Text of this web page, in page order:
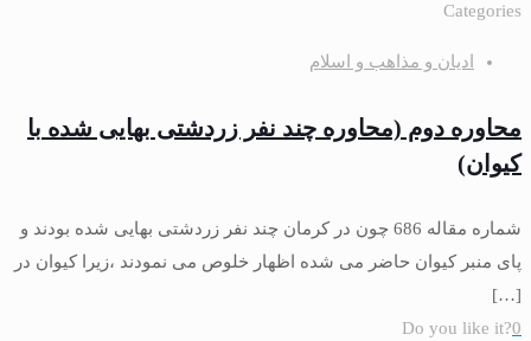
Categories
ادیان و مذاهب و اسلام
محاوره دوم (محاوره چند نفر زردشتی بهايی شده با
كيوان)
شماره مقاله 686 چون در كرمان چند نفر زردشتى بهايى شده بودند و
پاى منبر كيوان حاضر مى‏ شده اظهار خلوص مى‏ نمودند ،زيرا كيوان در
[…]
Do you like it?0